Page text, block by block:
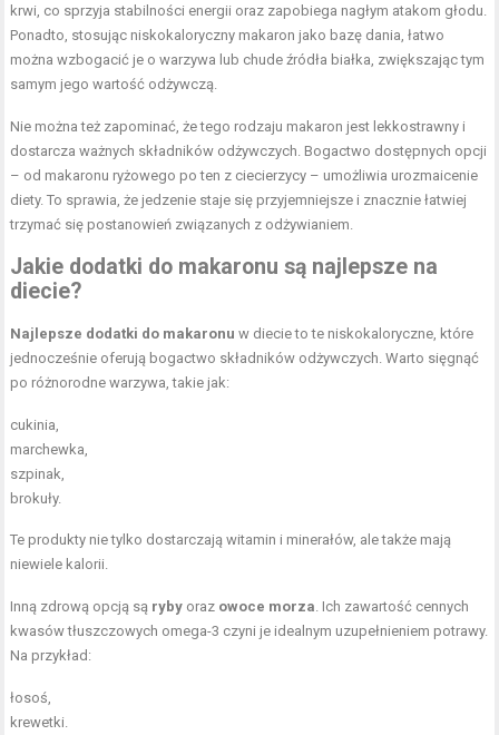
krwi, co sprzyja stabilności energii oraz zapobiega nagłym atakom głodu.
Ponadto, stosując niskokaloryczny makaron jako bazę dania, łatwo
można wzbogacić je o warzywa lub chude źródła białka, zwiększając tym
samym jego wartość odżywczą.
Nie można też zapominać, że tego rodzaju makaron jest lekkostrawny i
dostarcza ważnych składników odżywczych. Bogactwo dostępnych opcji
– od makaronu ryżowego po ten z ciecierzycy – umożliwia urozmaicenie
diety. To sprawia, że jedzenie staje się przyjemniejsze i znacznie łatwiej
trzymać się postanowień związanych z odżywianiem.
Jakie dodatki do makaronu są najlepsze na
diecie?
Najlepsze dodatki do makaronu w diecie to te niskokaloryczne, które
jednocześnie oferują bogactwo składników odżywczych. Warto sięgnąć
po różnorodne warzywa, takie jak:
cukinia,
marchewka,
szpinak,
brokuły.
Te produkty nie tylko dostarczają witamin i minerałów, ale także mają
niewiele kalorii.
Inną zdrową opcją są ryby oraz owoce morza . Ich zawartość cennych
kwasów tłuszczowych omega-3 czyni je idealnym uzupełnieniem potrawy.
Na przykład:
łosoś,
krewetki.